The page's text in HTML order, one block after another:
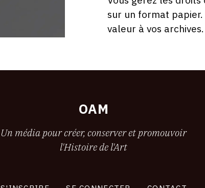
sur un format papier.
valeur à vos archives.
OAM
Un média pour créer, conserver et promouvoir
l'Histoire de l'Art